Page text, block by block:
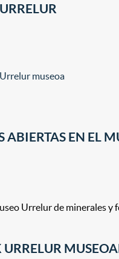
Urrelur museoa
EN EL
Urrelur de minerales y